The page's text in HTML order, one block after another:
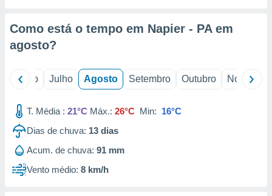
através
estudos
de
Como está o tempo em Napier - PA em
agosto?
Junho Julho Agosto Setembro Outubro Novembro
T. Média : 21°C Máx.: 26°C Min: 16°C
Dias de chuva: 13 dias
Acum. de chuva: 91 mm
Vento médio: 8 km/h